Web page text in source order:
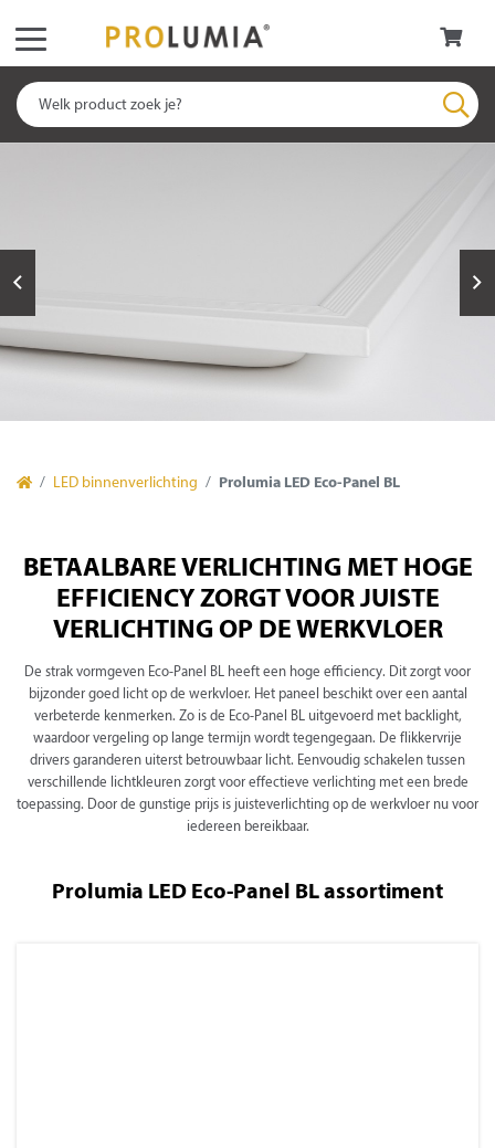
LED binnenverlichting Prolumia LED Eco-Panel BL
BETAALBARE VERLICHTING MET HOGE
EFFICIENCY ZORGT VOOR JUISTE
VERLICHTING OP DE WERKVLOER
De strak vormgeven Eco-Panel BL heeft een hoge efficiency. Dit zorgt voor
bijzonder goed licht op de werkvloer. Het paneel beschikt over een aantal
verbeterde kenmerken. Zo is de Eco-Panel BL uitgevoerd met backlight,
waardoor vergeling op lange termijn wordt tegengegaan. De flikkervrije
drivers garanderen uiterst betrouwbaar licht. Eenvoudig schakelen tussen
verschillende lichtkleuren zorgt voor effectieve verlichting met een brede
toepassing. Door de gunstige prijs is juisteverlichting op de werkvloer nu voor
iedereen bereikbaar.
Prolumia LED Eco-Panel BL assortiment